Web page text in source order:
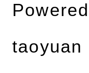
taoyuan